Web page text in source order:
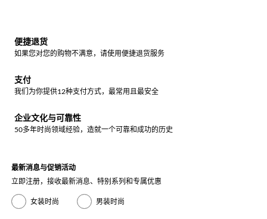
便捷退货
如果您对您的购物不满意，请使用便捷退货服务
支付
我们为你提供12种支付方式，最常用且最安全
企业文化与可靠性
50多年时尚领域经验，造就一个可靠和成功的历史
最新消息与促销活动
立即注册，接收最新消息、特别系列和专属优惠
女装时尚 男装时尚